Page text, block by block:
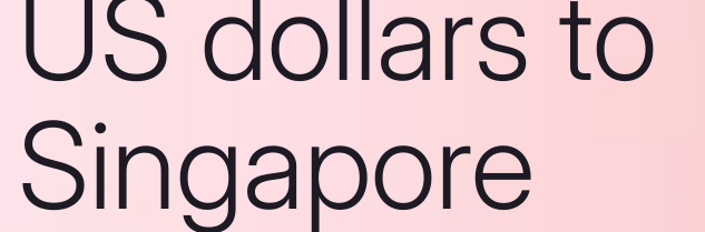
US dollars to
Singapore